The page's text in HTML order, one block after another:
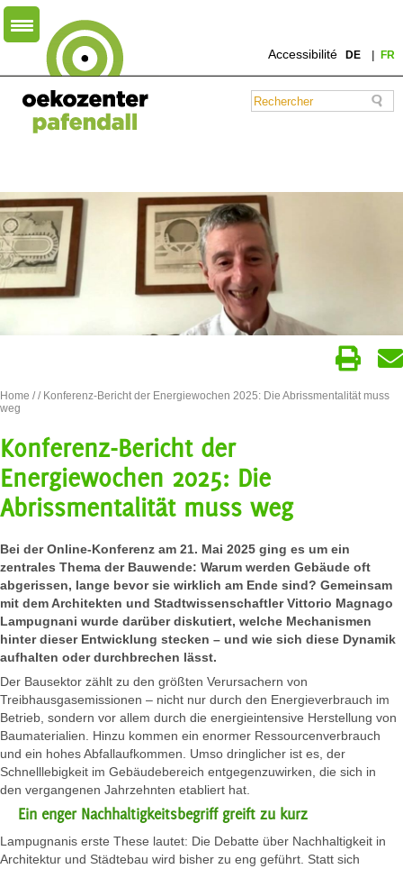
Accessibilité DE FR
Home // Konferenz-Bericht der Energiewochen 2025: Die Abrissmentalität muss
weg
Konferenz-Bericht der
Energiewochen 2025: Die
Abrissmentalität muss weg
Bei der Online-Konferenz am 21. Mai 2025 ging es um ein
zentrales Thema der Bauwende: Warum werden Gebäude oft
abgerissen, lange bevor sie wirklich am Ende sind? Gemeinsam
mit dem Architekten und Stadtwissenschaftler Vittorio Magnago
Lampugnani wurde darüber diskutiert, welche Mechanismen
hinter dieser Entwicklung stecken – und wie sich diese Dynamik
aufhalten oder durchbrechen lässt.
Der Bausektor zählt zu den größten Verursachern von
Treibhausgasemissionen – nicht nur durch den Energieverbrauch im
Betrieb, sondern vor allem durch die energieintensive Herstellung von
Baumaterialien. Hinzu kommen ein enormer Ressourcenverbrauch
und ein hohes Abfallaufkommen. Umso dringlicher ist es, der
Schnelllebigkeit im Gebäudebereich entgegenzuwirken, die sich in
den vergangenen Jahrzehnten etabliert hat.
Ein enger Nachhaltigkeitsbegriff greift zu kurz
Lampugnanis erste These lautet: Die Debatte über Nachhaltigkeit in
Architektur und Städtebau wird bisher zu eng geführt. Statt sich